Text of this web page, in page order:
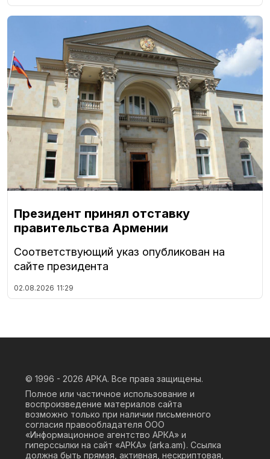
Президент принял отставку
правительства Армении
Соответствующий указ опубликован на
сайте президента
02.08.2026 11:29
© 1996 - 2026 АРКА. Все права защищены.
Полное или частичное использование и
воспроизведение материалов сайта
возможно только при наличии письменного
согласия правообладателя ООО
«Информационное агентство АРКА» и
гиперссылки на сайт «АРКА» (arka.am). Ссылка
должна быть прямая, активная, нескриптовая,